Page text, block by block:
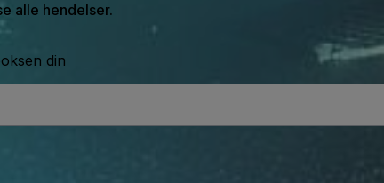
alle hendelser.
din